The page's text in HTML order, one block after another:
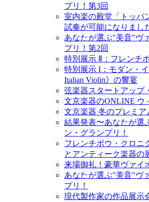
プリ！第3回
室内楽の殿堂「トッパ
試奏が可能になりまし
あなたが選ぶ"美音"ヴ
プリ！第2回
特別展示 Ⅱ：フレンチ
特別展示 I：モダン・
Italian Violin》の響宴
弦楽器スタートアップ
文京楽器のONLINE ウ
文京楽器 冬のプレミア
結果発表〜あなたが選
ン・グランプリ！
フレンチボウ・クロニ
とアンティーク楽器の
来場御礼！豪華ヴァイ
あなたが選ぶ"美音"ヴ
プリ！
現代製作家の作品展示